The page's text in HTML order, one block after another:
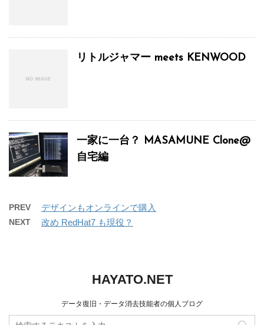
リトルジャマー meets KENWOOD
一家に一台？ MASAMUNE Clone@
自宅編
PREV デザインもオンラインで購入
NEXT 改め RedHat7 も現役？
HAYATO.NET
データ復旧・データ消去技能者の個人ブログ